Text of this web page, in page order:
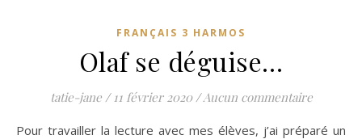
FRANÇAIS 3 HARMOS
Olaf se déguise…
tatie-jane / 11 février 2020 /Aucun commentaire
Pour travailler la lecture avec mes élèves, j’ai préparé un